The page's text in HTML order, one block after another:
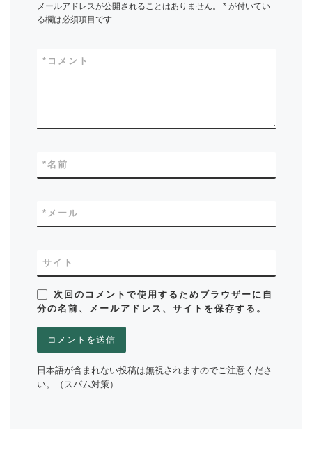
メールアドレスが公開されることはありません。 *が付いてい
る欄は必須項目です
コメント
*
名前
*
メール
*
サイト
次回のコメントで使用するためブラウザーに自
分の名前、メールアドレス、サイトを保存する。
日本語が含まれない投稿は無視されますのでご注意くださ
い。（スパム対策）